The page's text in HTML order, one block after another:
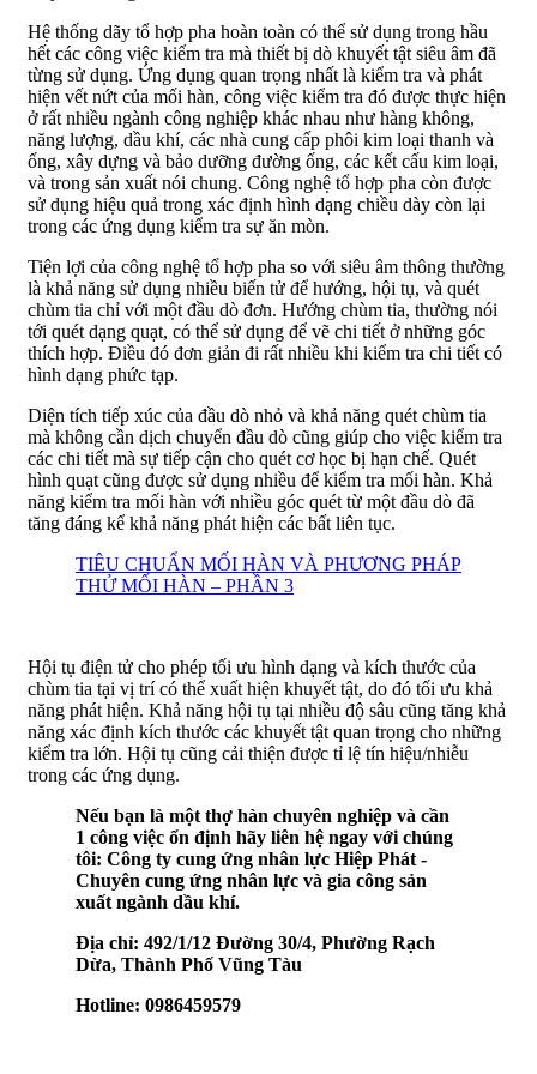
Hệ thống dãy tổ hợp pha hoàn toàn có thể sử dụng trong hầu
hết các công việc kiểm tra mà thiết bị dò khuyết tật siêu âm đã
từng sử dụng. Ứng dụng quan trọng nhất là kiểm tra và phát
hiện vết nứt của mối hàn, công việc kiểm tra đó được thực hiện
ở rất nhiều ngành công nghiệp khác nhau như hàng không,
năng lượng, dầu khí, các nhà cung cấp phôi kim loại thanh và
ống, xây dựng và bảo dưỡng đường ống, các kết cấu kim loại,
và trong sản xuất nói chung. Công nghệ tổ hợp pha còn được
sử dụng hiệu quả trong xác định hình dạng chiều dày còn lại
trong các ứng dụng kiểm tra sự ăn mòn.
Tiện lợi của công nghệ tổ hợp pha so với siêu âm thông thường
là khả năng sử dụng nhiều biến tử để hướng, hội tụ, và quét
chùm tia chỉ với một đầu dò đơn. Hướng chùm tia, thường nói
tới quét dạng quạt, có thể sử dụng để vẽ chi tiết ở những góc
thích hợp. Điều đó đơn giản đi rất nhiều khi kiểm tra chi tiết có
hình dạng phức tạp.
Diện tích tiếp xúc của đầu dò nhỏ và khả năng quét chùm tia
mà không cần dịch chuyển đầu dò cũng giúp cho việc kiểm tra
các chi tiết mà sự tiếp cận cho quét cơ học bị hạn chế. Quét
hình quạt cũng được sử dụng nhiều để kiểm tra mối hàn. Khả
năng kiểm tra mối hàn với nhiều góc quét từ một đầu dò đã
tăng đáng kể khả năng phát hiện các bất liên tục.
TIÊU CHUẨN MỐI HÀN VÀ PHƯƠNG PHÁP
THỬ MỐI HÀN – PHẦN 3
Hội tụ điện tử cho phép tối ưu hình dạng và kích thước của
chùm tia tại vị trí có thể xuất hiện khuyết tật, do đó tối ưu khả
năng phát hiện. Khả năng hội tụ tại nhiều độ sâu cũng tăng khả
năng xác định kích thước các khuyết tật quan trọng cho những
kiểm tra lớn. Hội tụ cũng cải thiện được tỉ lệ tín hiệu/nhiễu
trong các ứng dụng.
Nếu bạn là một thợ hàn chuyên nghiệp và cần
1 công việc ổn định hãy liên hệ ngay với chúng
tôi: Công ty cung ứng nhân lực Hiệp Phát -
Chuyên cung ứng nhân lực và gia công sản
xuất ngành dầu khí.
Địa chỉ: 492/1/12 Đường 30/4, Phường Rạch
Dừa, Thành Phố Vũng Tàu
Hotline: 0986459579